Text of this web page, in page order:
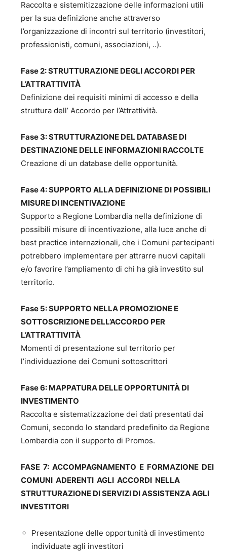
Raccolta e sistemitizzazione delle informazioni utili
per la sua definizione anche attraverso
l’organizzazione di incontri sul territorio (investitori,
professionisti, comuni, associazioni, ..).
Fase 2: STRUTTURAZIONE DEGLI ACCORDI PER
L’ATTRATTIVITÀ
Definizione dei requisiti minimi di accesso e della
struttura dell’ Accordo per l’Attrattività.
Fase 3: STRUTTURAZIONE DEL DATABASE DI
DESTINAZIONE DELLE INFORMAZIONI RACCOLTE
Creazione di un database delle opportunità.
Fase 4: SUPPORTO ALLA DEFINIZIONE DI POSSIBILI
MISURE DI INCENTIVAZIONE
Supporto a Regione Lombardia nella definizione di
possibili misure di incentivazione, alla luce anche di
best practice internazionali, che i Comuni partecipanti
potrebbero implementare per attrarre nuovi capitali
e/o favorire l’ampliamento di chi ha già investito sul
territorio.
Fase 5: SUPPORTO NELLA PROMOZIONE E
SOTTOSCRIZIONE DELL’ACCORDO PER
L’ATTRATTIVITÀ
Momenti di presentazione sul territorio per
l’individuazione dei Comuni sottoscrittori
Fase 6: MAPPATURA DELLE OPPORTUNITÀ DI
INVESTIMENTO
Raccolta e sistematizzazione dei dati presentati dai
Comuni, secondo lo standard predefinito da Regione
Lombardia con il supporto di Promos.
FASE 7: ACCOMPAGNAMENTO E FORMAZIONE DEI
COMUNI ADERENTI AGLI ACCORDI NELLA
STRUTTURAZIONE DI SERVIZI DI ASSISTENZA AGLI
INVESTITORI
Presentazione delle opportunità di investimento
individuate agli investitori